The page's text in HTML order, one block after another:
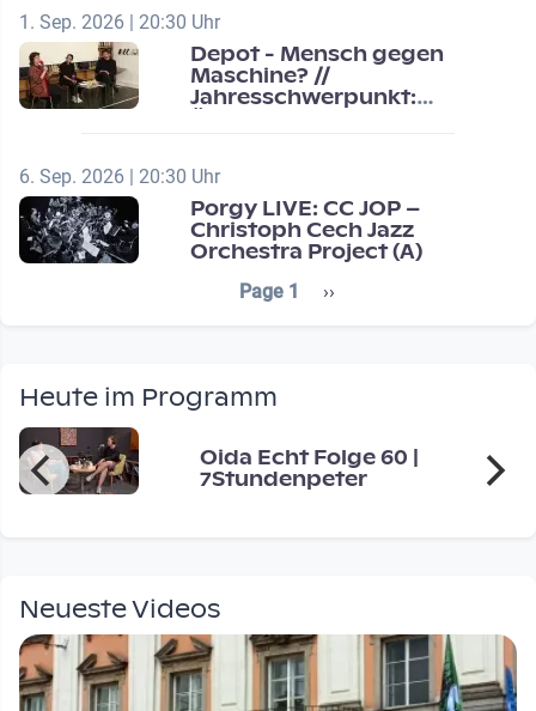
1. Sep. 2026 | 20:30 Uhr
Depot - Mensch gegen
Maschine? //
Jahresschwerpunkt:
6. Sep. 2026 | 20:30 Uhr
Porgy LIVE: CC JOP –
Christoph Cech Jazz
Orchestra Project (A)
Seitennummerierung
Page 1 Next page
››
Heute im Programm
Oida Echt Folge 60 |
7Stundenpeter
Neueste Videos